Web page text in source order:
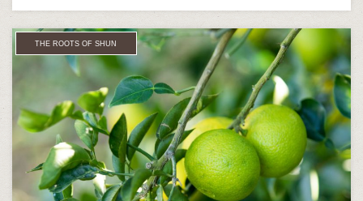
THE ROOTS OF SHUN